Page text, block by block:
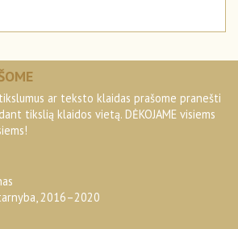
ar teksto klaidas prašome pranešti
tikslią klaidos vietą. DĖKOJAME visiems
2016–2020